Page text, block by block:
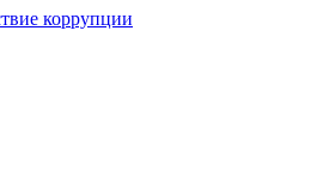
коррупции